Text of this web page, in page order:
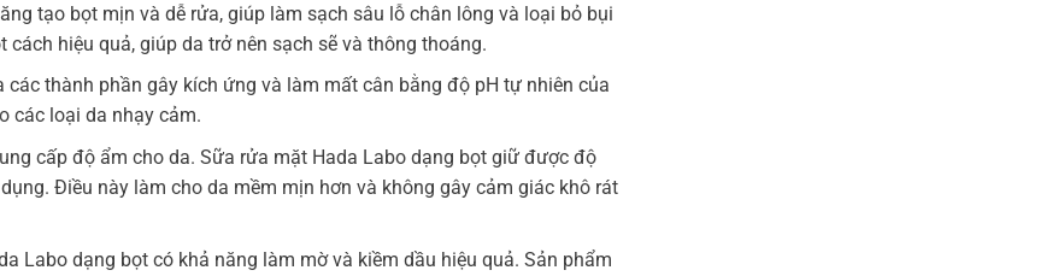
tạo bọt mịn và dễ rửa, giúp làm sạch sâu lỗ chân lông và loại bỏ bụi
hiệu quả, giúp da trở nên sạch sẽ và thông thoáng.
thành phần gây kích ứng và làm mất cân bằng độ pH tự nhiên của
các loại da nhạy cảm.
cấp độ ẩm cho da. Sữa rửa mặt Hada Labo dạng bọt giữ được độ
Điều này làm cho da mềm mịn hơn và không gây cảm giác khô rát
Labo dạng bọt có khả năng làm mờ và kiềm dầu hiệu quả. Sản phẩm